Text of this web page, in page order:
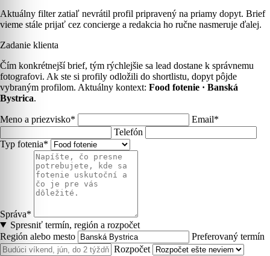
Aktuálny filter zatiaľ nevrátil profil pripravený na priamy dopyt. Brief
vieme stále prijať cez concierge a redakcia ho ručne nasmeruje ďalej.
Zadanie klienta
Čím konkrétnejší brief, tým rýchlejšie sa lead dostane k správnemu
fotografovi. Ak ste si profily odložili do shortlistu, dopyt pôjde
vybraným profilom. Aktuálny kontext: Food fotenie · Banská
Bystrica.
Meno a priezvisko*
Email*
Telefón
Typ fotenia*
Správa*
Spresniť termín, región a rozpočet
Región alebo mesto
Preferovaný termín
Rozpočet